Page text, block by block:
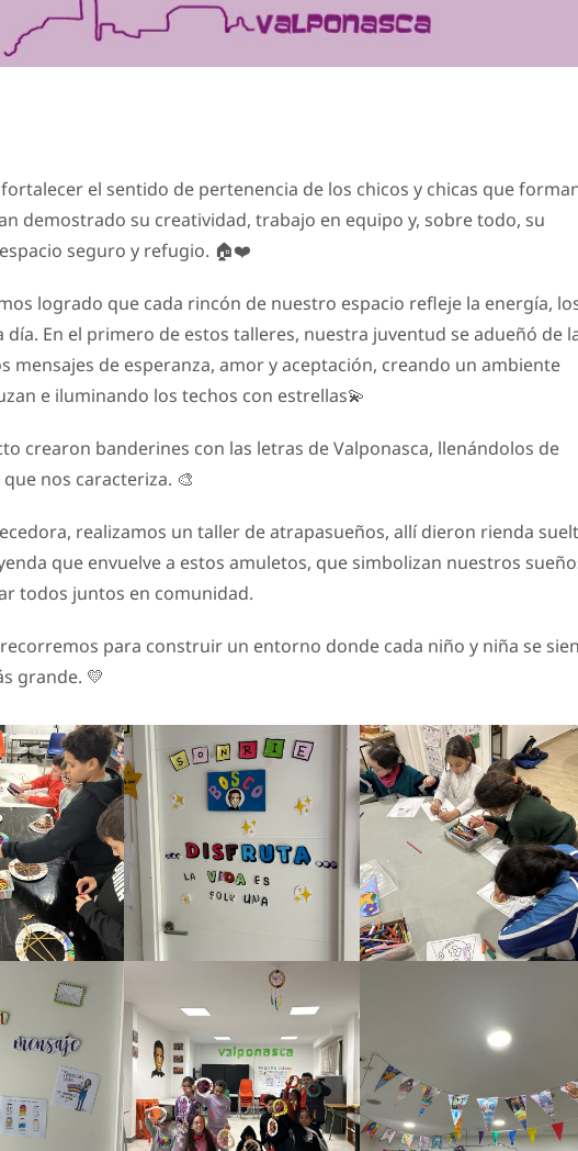
el sentido de pertenencia de los chicos y chicas que
demostrado su creatividad, trabajo en equipo y, sobre todo, su
seguro y refugio. 🏠❤️
logrado que cada rincón de nuestro espacio refleje la energía,
En el primero de estos talleres, nuestra juventud se adueñó de
mensajes de esperanza, amor y aceptación, creando un ambiente
e iluminando los techos con estrellas💫
crearon banderines con las letras de Valponasca, llenándolos de
nos caracteriza. 🎨
realizamos un taller de atrapasueños, allí dieron rienda
que envuelve a estos amuletos, que simbolizan nuestros
todos juntos en comunidad.
para construir un entorno donde cada niño y niña se
grande. 💛